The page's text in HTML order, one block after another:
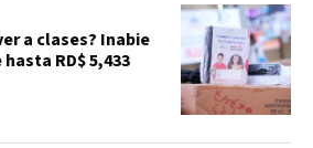
a clases? Inabie
RD$ 5,433